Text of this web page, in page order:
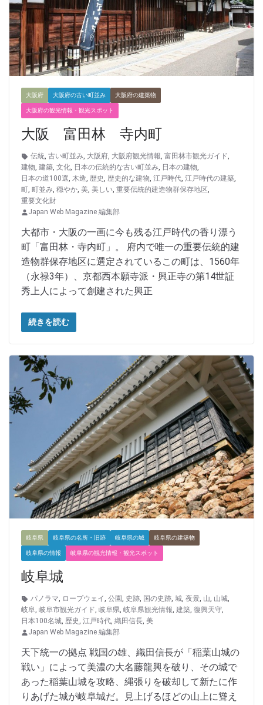
大阪府 大阪府の古い町並み 大阪府の建築物
大阪府の観光情報・観光スポット
大阪 富田林 寺内町
伝統, 古い町並み, 大阪府, 大阪府観光情報, 富田林市観光ガイド,
建物, 建築, 文化, 日本の伝統的な古い町並み, 日本の建物,
日本の道100選, 木造, 歴史, 歴史的な建物, 江戸時代, 江戸時代の建築,
町, 町並み, 穏やか, 美, 美しい, 重要伝統的建造物群保存地区,
重要文化財
Japan Web Magazine 編集部
大都市・大阪の一画に今も残る江戸時代の香り漂う
町「富田林・寺内町」。 府内で唯一の重要伝統的建
造物群保存地区に選定されているこの町は、1560年
（永禄3年）、京都西本願寺派・興正寺の第14世証
秀上人によって創建された興正
続きを読む
岐阜県 岐阜県の名所・旧跡 岐阜県の城 岐阜県の建築物
岐阜県の情報 岐阜県の観光情報・観光スポット
岐阜城
パノラマ, ロープウェイ, 公園, 史跡, 国の史跡, 城, 夜景, 山, 山城,
岐阜, 岐阜市観光ガイド, 岐阜県, 岐阜県観光情報, 建築, 復興天守,
日本100名城, 歴史, 江戸時代, 織田信長, 美
Japan Web Magazine 編集部
天下統一の拠点 戦国の雄、織田信長が「稲葉山城の
戦い」によって美濃の大名藤龍興を破り、その城で
あった稲葉山城を攻略、縄張りを破却して新たに作
りあげた城が岐阜城だ。見上げるほどの山上に聳え